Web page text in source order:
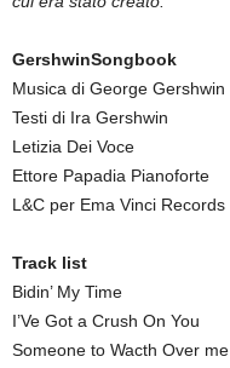
GershwinSongbook
Musica di George Gershwin
Testi di Ira Gershwin
Letizia Dei Voce
Ettore Papadia Pianoforte
L&C per Ema Vinci Records
Track list
Bidin’ My Time
I’Ve Got a Crush On You
Someone to Wacth Over me